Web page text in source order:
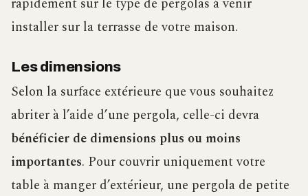
installer sur la terrasse de votre maison.
Les dimensions
Selon la surface extérieure que vous souhaitez
abriter à l’aide d’une pergola, celle-ci devra
bénéficier de dimensions plus ou moins
importantes. Pour couvrir uniquement votre
table à manger d’extérieur, une pergola de petite